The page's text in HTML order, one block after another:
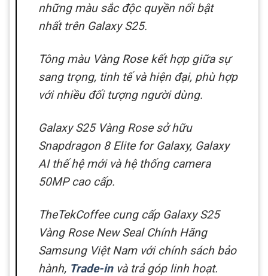
những màu sắc độc quyền nổi bật
nhất trên Galaxy S25.
Tông màu Vàng Rose kết hợp giữa sự
sang trọng, tinh tế và hiện đại, phù hợp
với nhiều đối tượng người dùng.
Galaxy S25 Vàng Rose sở hữu
Snapdragon 8 Elite for Galaxy, Galaxy
AI thế hệ mới và hệ thống camera
50MP cao cấp.
TheTekCoffee cung cấp Galaxy S25
Vàng Rose New Seal Chính Hãng
Samsung Việt Nam với chính sách bảo
hành, Trade-invà trả góp linh hoạt.